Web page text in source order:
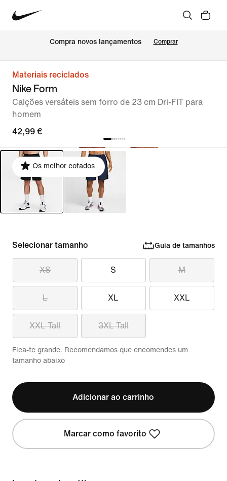
Compra novos lançamentos Comprar
Materiais reciclados
Nike Form
Calções versáteis sem forro de 23 cm Dri-FIT para
homem
42,99 €
Os melhor cotados
Selecionar tamanho Guia de tamanhos
XS S M
L XL XXL
XXL Tall 3XL Tall
Fica-te grande. Recomendamos que encomendes um
tamanho abaixo
Adicionar ao carrinho
Marcar como favorito